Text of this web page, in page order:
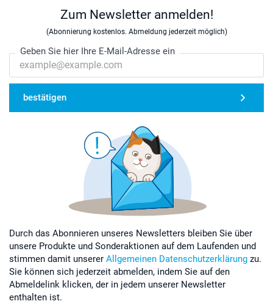
Zum Newsletter anmelden!
(Abonnierung kostenlos. Abmeldung jederzeit möglich)
Geben Sie hier Ihre E-Mail-Adresse ein
bestätigen
Durch das Abonnieren unseres Newsletters bleiben Sie über
unsere Produkte und Sonderaktionen auf dem Laufenden und
stimmen damit unserer Allgemeinen Datenschutzerklärung zu.
Sie können sich jederzeit abmelden, indem Sie auf den
Abmeldelink klicken, der in jedem unserer Newsletter
enthalten ist.